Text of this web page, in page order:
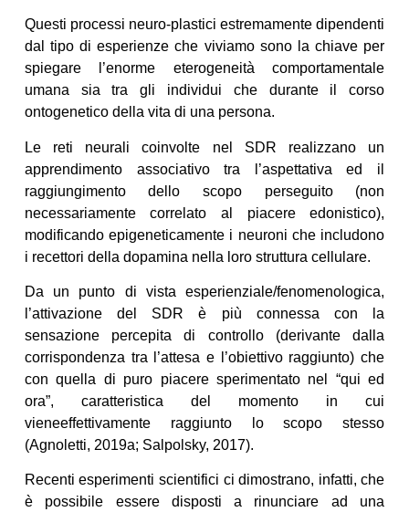
Questi processi neuro-plastici estremamente dipendenti
dal tipo di esperienze che viviamo sono la chiave per
spiegare l’enorme eterogeneità comportamentale
umana sia tra gli individui che durante il corso
ontogenetico della vita di una persona.
Le reti neurali coinvolte nel SDR realizzano un
apprendimento associativo tra l’aspettativa ed il
raggiungimento dello scopo perseguito (non
necessariamente correlato al piacere edonistico),
modificando epigeneticamente i neuroni che includono
i recettori della dopamina nella loro struttura cellulare.
Da un punto di vista esperienziale/fenomenologica,
l’attivazione del SDR è più connessa con la
sensazione percepita di controllo (derivante dalla
corrispondenza tra l’attesa e l’obiettivo raggiunto) che
con quella di puro piacere sperimentato nel “qui ed
ora”, caratteristica del momento in cui
vieneeffettivamente raggiunto lo scopo stesso
(Agnoletti, 2019a; Salpolsky, 2017).
Recenti esperimenti scientifici ci dimostrano, infatti, che
è possibile essere disposti a rinunciare ad una